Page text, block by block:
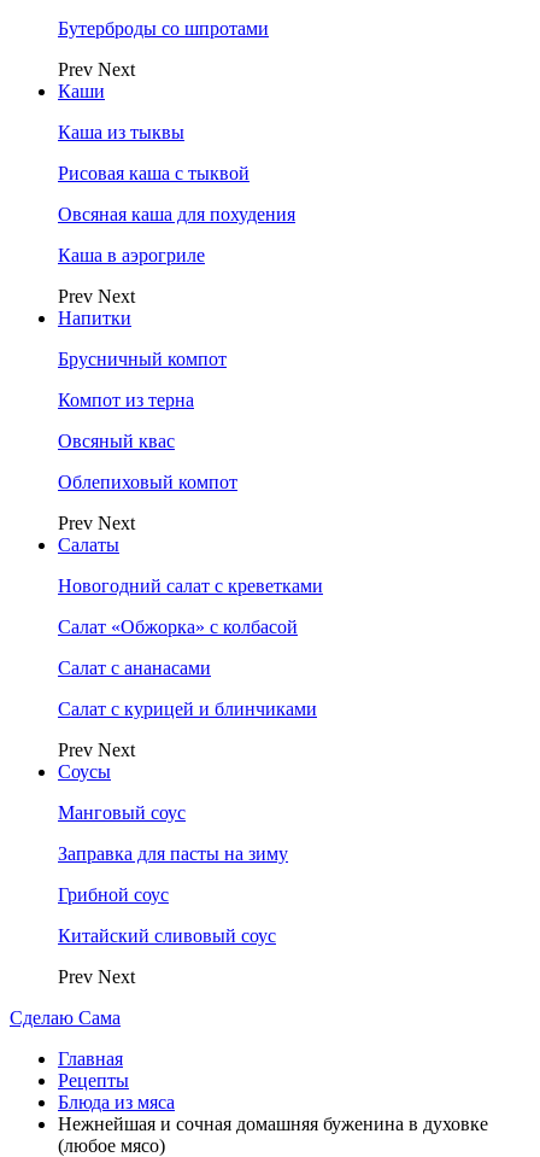
Бутерброды со шпротами
Prev Next
Каши
Каша из тыквы
Рисовая каша с тыквой
Овсяная каша для похудения
Каша в аэрогриле
Prev Next
Напитки
Брусничный компот
Компот из терна
Овсяный квас
Облепиховый компот
Prev Next
Салаты
Новогодний салат с креветками
Салат «Обжорка» с колбасой
Салат с ананасами
Салат с курицей и блинчиками
Prev Next
Соусы
Манговый соус
Заправка для пасты на зиму
Грибной соус
Китайский сливовый соус
Prev Next
Сделаю Сама
Главная
Рецепты
Блюда из мяса
Нежнейшая и сочная домашняя буженина в духовке
(любое мясо)